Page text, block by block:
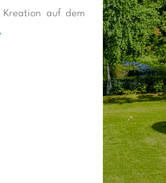
auf dem